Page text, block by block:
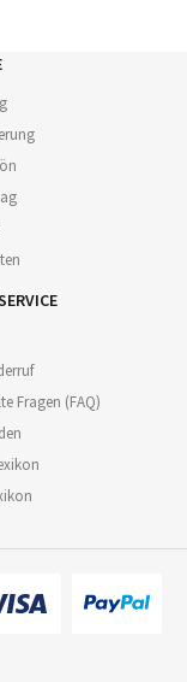
Fragen (FAQ)